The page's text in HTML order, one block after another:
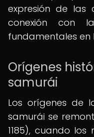
expresión de las
conexión con
fundamentales en
Orígenes
samurái
Los orígenes de
samurái se
1185), cuando los